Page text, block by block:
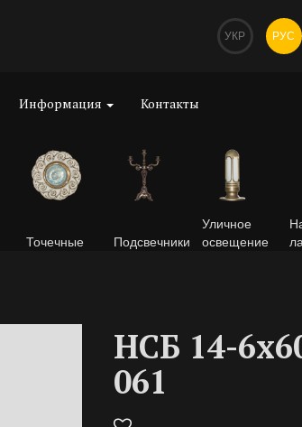
УКР РУС
Информация Контакты
Точечные Подсвечники
Уличное
освещение
НСБ 14-
061